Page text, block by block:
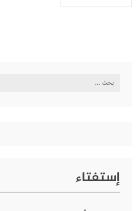
البحث
إستفتاء